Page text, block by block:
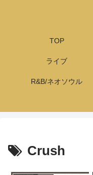
TOP
ライブ
R&B/ネオソウル
Crush